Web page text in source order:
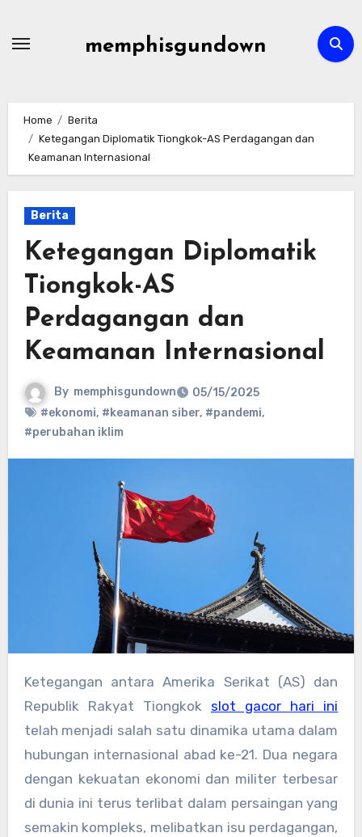
memphisgundown
Home
Berita
Ketegangan Diplomatik Tiongkok-AS Perdagangan dan
Keamanan Internasional
Berita
Ketegangan Diplomatik
Tiongkok-AS
Perdagangan dan
Keamanan Internasional
By memphisgundown
05/15/2025
#ekonomi, #keamanan siber, #pandemi,
#perubahan iklim
Ketegangan antara Amerika Serikat (AS) dan
Republik Rakyat Tiongkok slot gacor hari ini
telah menjadi salah satu dinamika utama dalam
hubungan internasional abad ke-21. Dua negara
dengan kekuatan ekonomi dan militer terbesar
di dunia ini terus terlibat dalam persaingan yang
semakin kompleks, melibatkan isu perdagangan,